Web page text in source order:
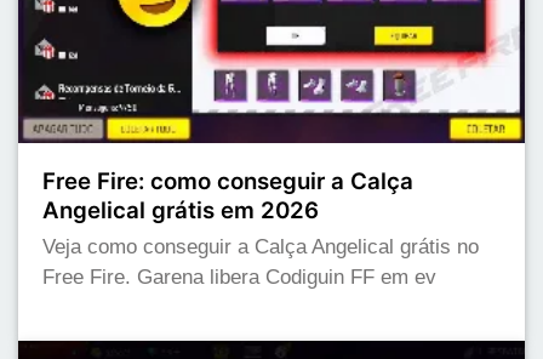
Free Fire: como conseguir a Calça
Angelical grátis em 2026
Veja como conseguir a Calça Angelical grátis no
Free Fire. Garena libera Codiguin FF em ev